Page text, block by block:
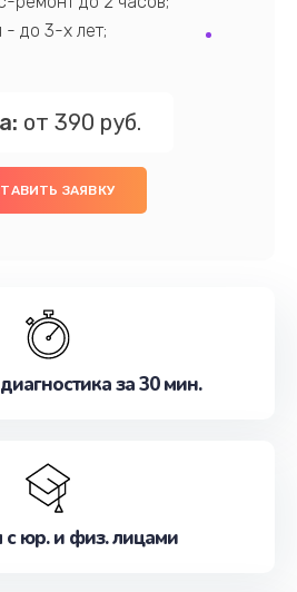
- до 3-х лет;
от 390 руб.
ЗАЯВКУ
за 30 мин.
с юр. и физ. лицами